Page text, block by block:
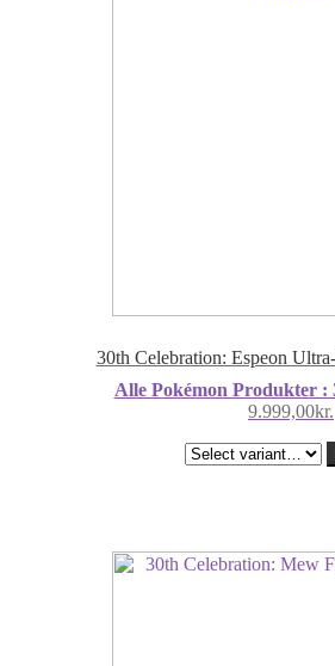
30th Celebration: Espeon
Alle Pokémon Produkter :
9.999,00kr.